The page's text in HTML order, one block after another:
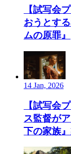
【試写会
おうとす
ムの原罪』
14 Jan, 2026
【試写会
ス監督が
下の家族